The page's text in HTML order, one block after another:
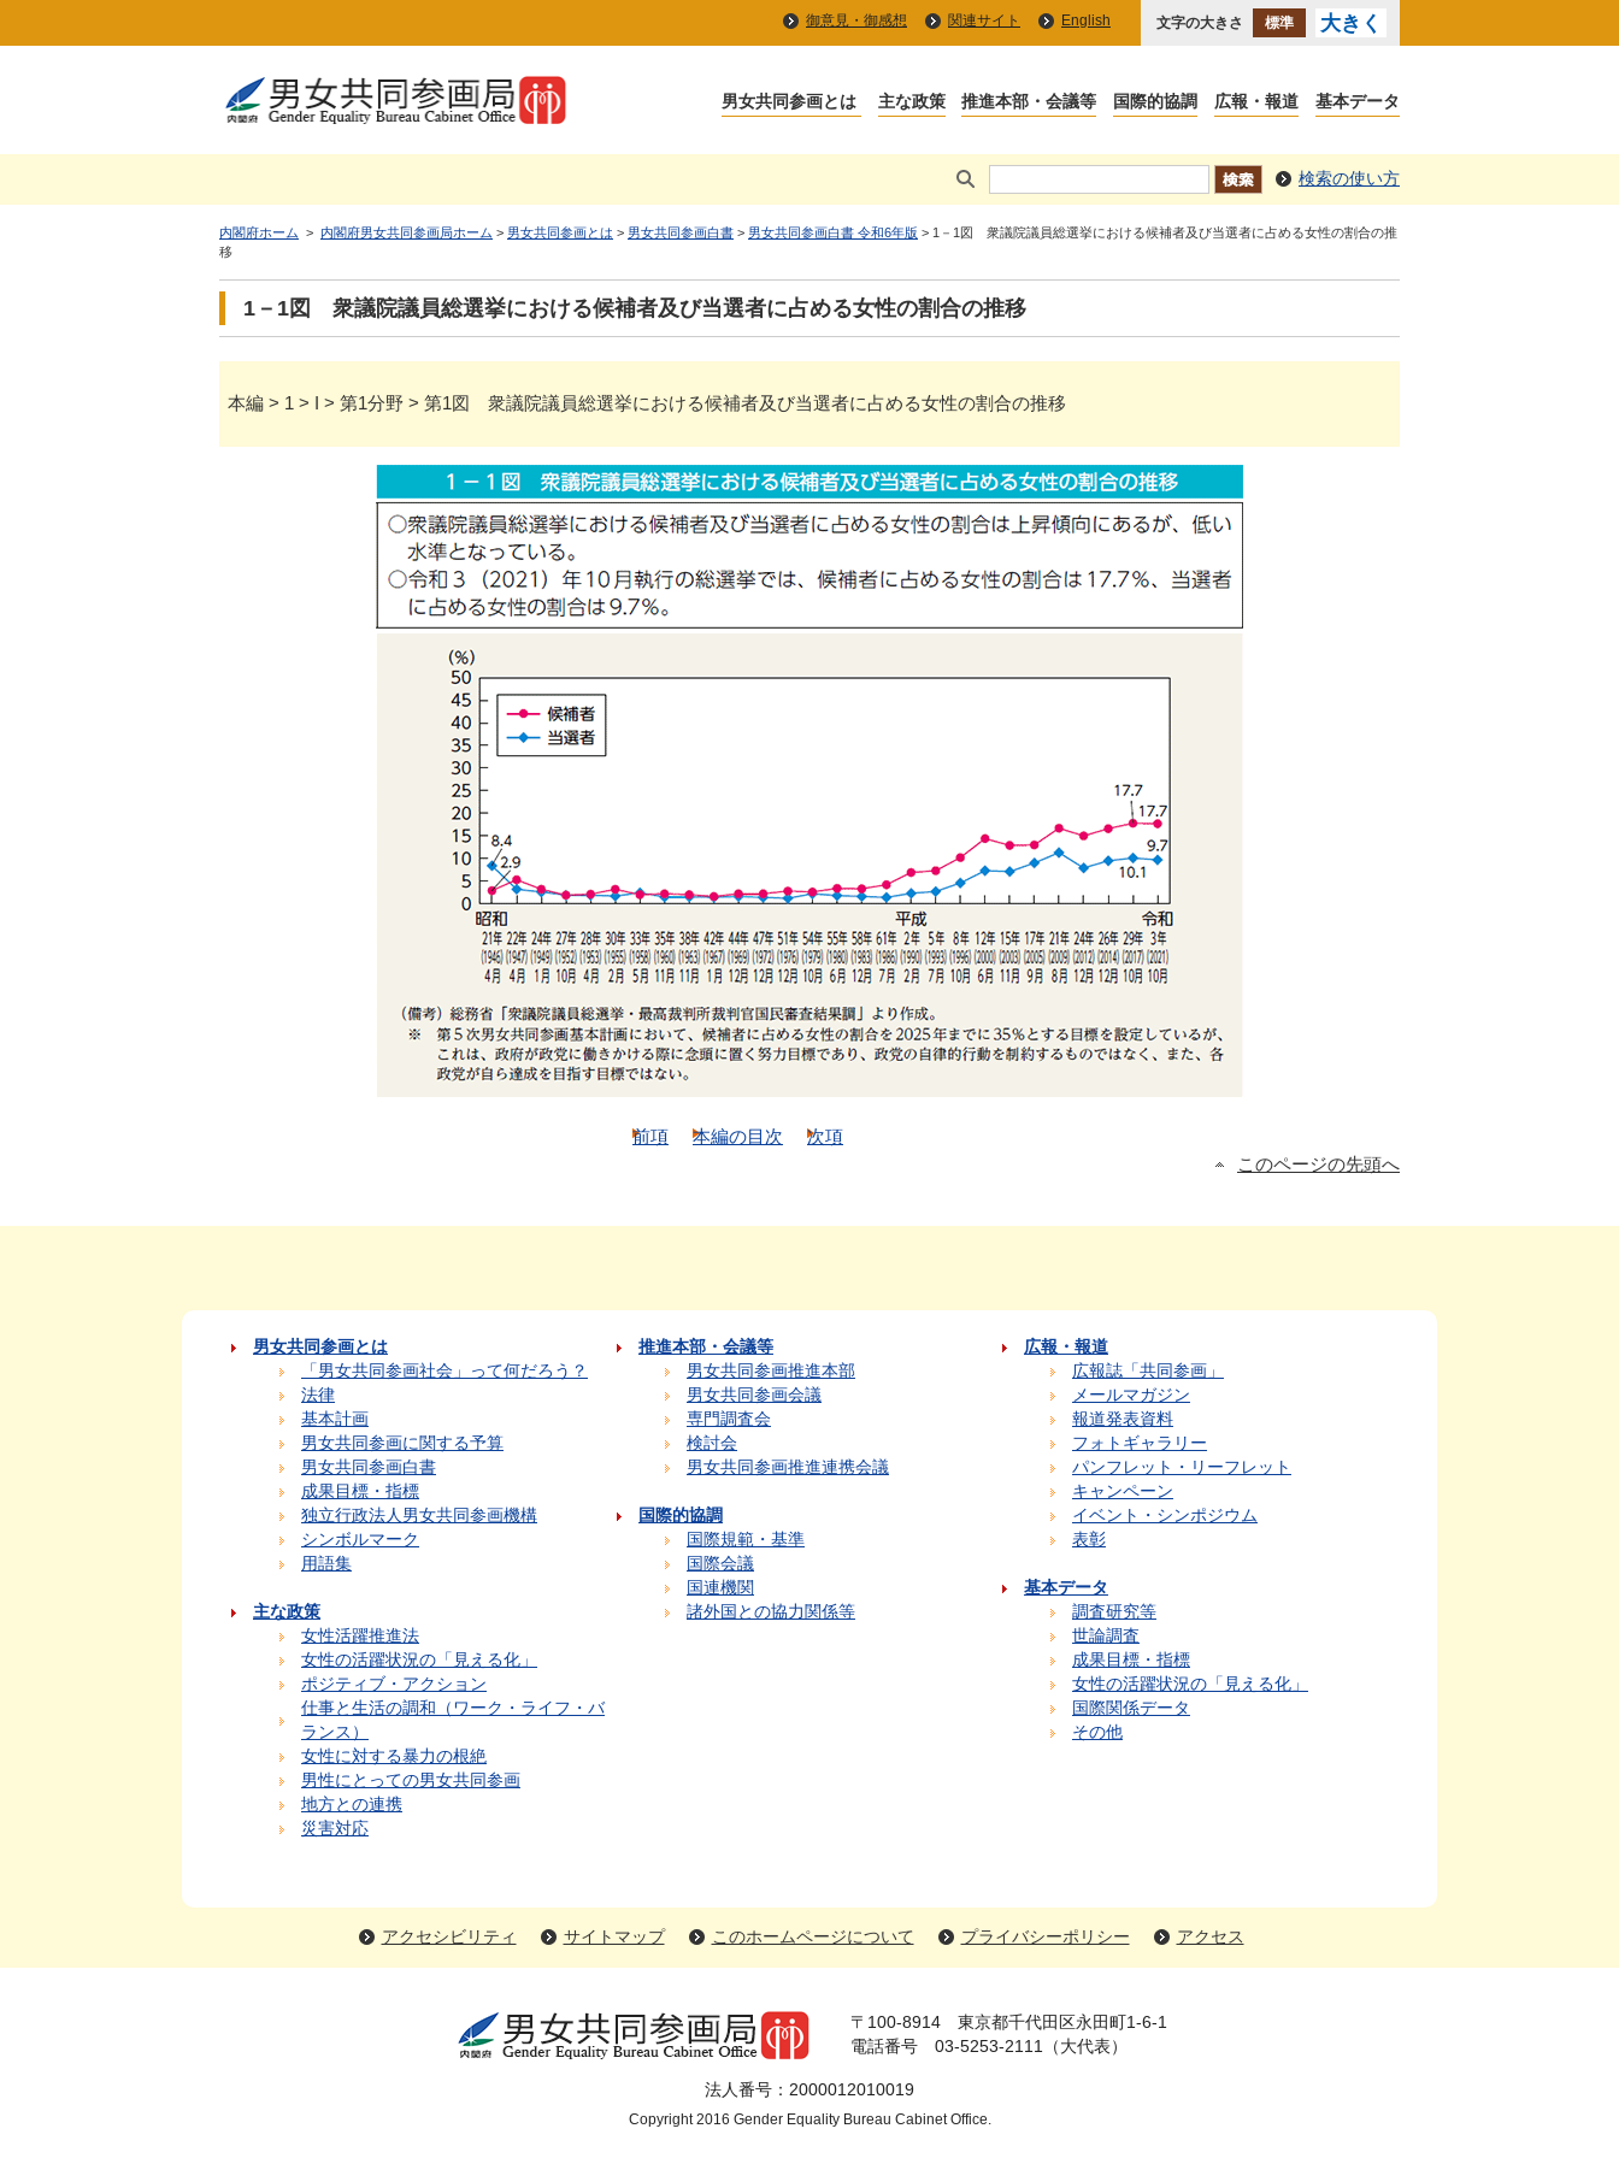
御意見・御感想 関連サイト English 文字の大きさ 標準 大きく
検索の使い方
内閣府ホーム > 内閣府男女共同参画局ホーム > 男女共同参画とは > 男女共同参画白書 > 男女共同参画白書 令和6年版 > 1－1図 衆議院議員総選挙における候補者及び当選者に占める女性の割合の推
移
1－1図 衆議院議員総選挙における候補者及び当選者に占める女性の割合の推移
本編 > 1 > I > 第1分野 > 第1図 衆議院議員総選挙における候補者及び当選者に占める女性の割合の推移
前項 本編の目次 次項
このページの先頭へ